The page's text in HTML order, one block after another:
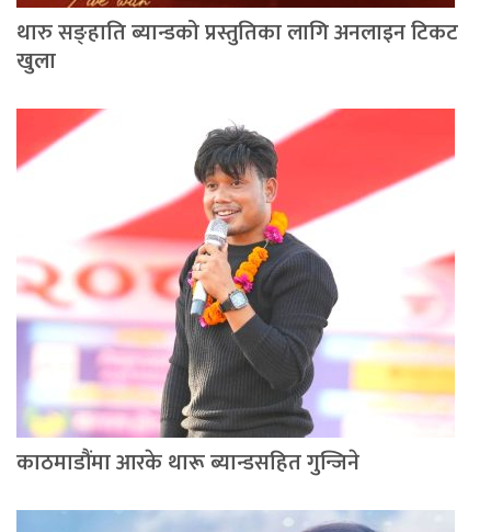
थारु सङ्हाति ब्यान्डको प्रस्तुतिका लागि अनलाइन टिकट
खुला
काठमाडौंमा आरके थारू ब्यान्डसहित गुन्जिने